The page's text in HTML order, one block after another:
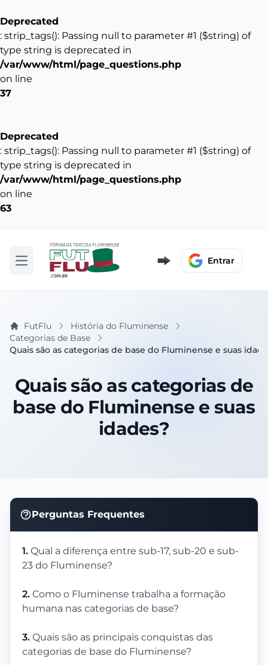
Deprecated
: strip_tags(): Passing null to parameter #1 ($string) of
type string is deprecated in
/var/www/html/page_questions.php
on line
37
Deprecated
: strip_tags(): Passing null to parameter #1 ($string) of
type string is deprecated in
/var/www/html/page_questions.php
on line
63
Abrir menu Entrar
FutFlu
História do Fluminense
Categorias de Base
Quais são as categorias de base do Fluminense e suas
Quais são as categorias de
base do Fluminense e suas
idades?
Perguntas Frequentes
1. Qual a diferença entre sub-17, sub-20 e sub-
23 do Fluminense?
2. Como o Fluminense trabalha a formação
humana nas categorias de base?
3. Quais são as principais conquistas das
categorias de base do Fluminense?